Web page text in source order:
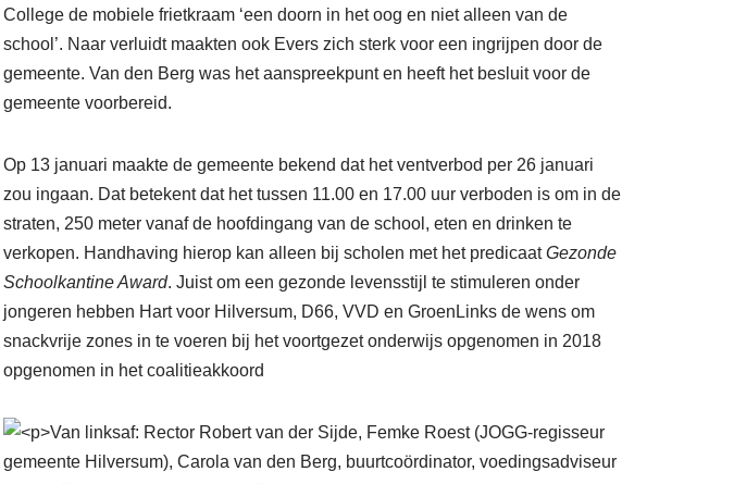
College de mobiele frietkraam ‘een doorn in het oog en niet alleen van de
school’. Naar verluidt maakten ook Evers zich sterk voor een ingrijpen door de
gemeente. Van den Berg was het aanspreekpunt en heeft het besluit voor de
gemeente voorbereid.
Op 13 januari maakte de gemeente bekend dat het ventverbod per 26 januari
zou ingaan. Dat betekent dat het tussen 11.00 en 17.00 uur verboden is om in de
straten, 250 meter vanaf de hoofdingang van de school, eten en drinken te
verkopen. Handhaving hierop kan alleen bij scholen met het predicaatGezonde
Schoolkantine Award. Juist om een gezonde levensstijl te stimuleren onder
jongeren hebben Hart voor Hilversum, D66, VVD en GroenLinks de wens om
snackvrije zones in te voeren bij het voortgezet onderwijs opgenomen in 2018
opgenomen in het coalitieakkoord